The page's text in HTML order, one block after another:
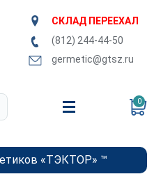
СКЛАД ПЕРЕЕХАЛ
(812) 244-44-50
germetic@gtsz.ru
0
«ТЭКТОР» ™